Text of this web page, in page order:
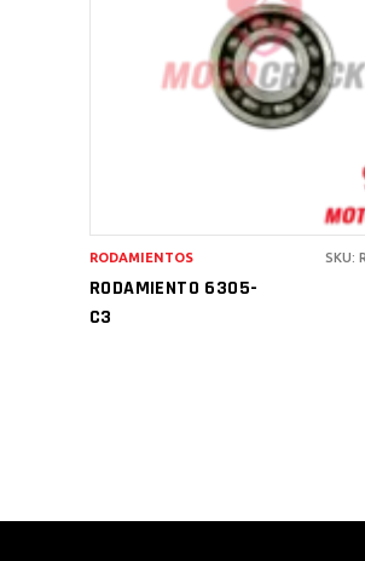
AÑADIR AL CARRITO
RODAMIENTO 6305-
C3
RODAMIENTOS SKU: